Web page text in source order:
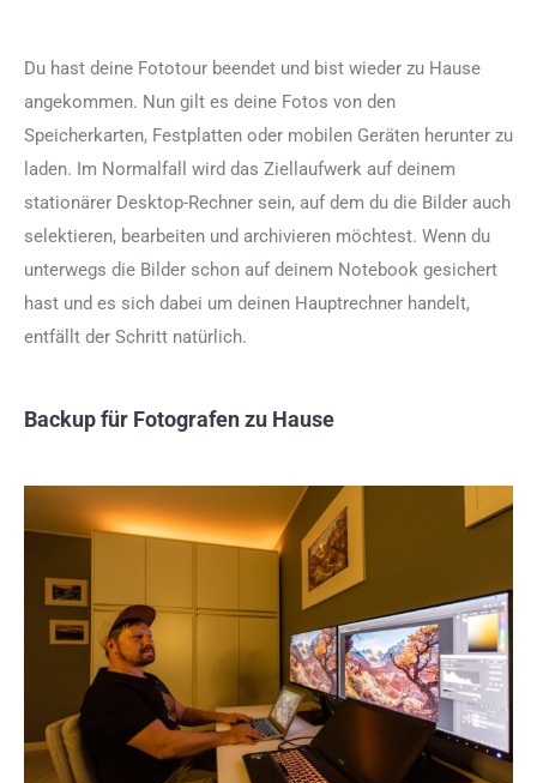
Du hast deine Fototour beendet und bist wieder zu Hause
angekommen. Nun gilt es deine Fotos von den
Speicherkarten, Festplatten oder mobilen Geräten herunter zu
laden. Im Normalfall wird das Ziellaufwerk auf deinem
stationärer Desktop-Rechner sein, auf dem du die Bilder auch
selektieren, bearbeiten und archivieren möchtest. Wenn du
unterwegs die Bilder schon auf deinem Notebook gesichert
hast und es sich dabei um deinen Hauptrechner handelt,
entfällt der Schritt natürlich.
Backup für Fotografen zu Hause